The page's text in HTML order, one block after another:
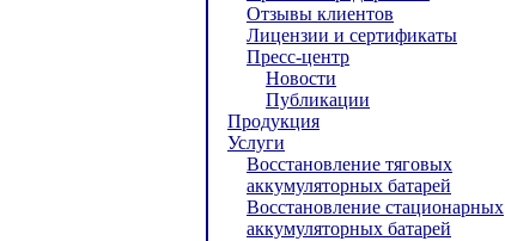
Отзывы клиентов
Лицензии и сертификаты
Пресс-центр
Новости
Публикации
Продукция
Услуги
Восстановление тяговых
аккумуляторных батарей
Восстановление стационарных
аккумуляторных батарей